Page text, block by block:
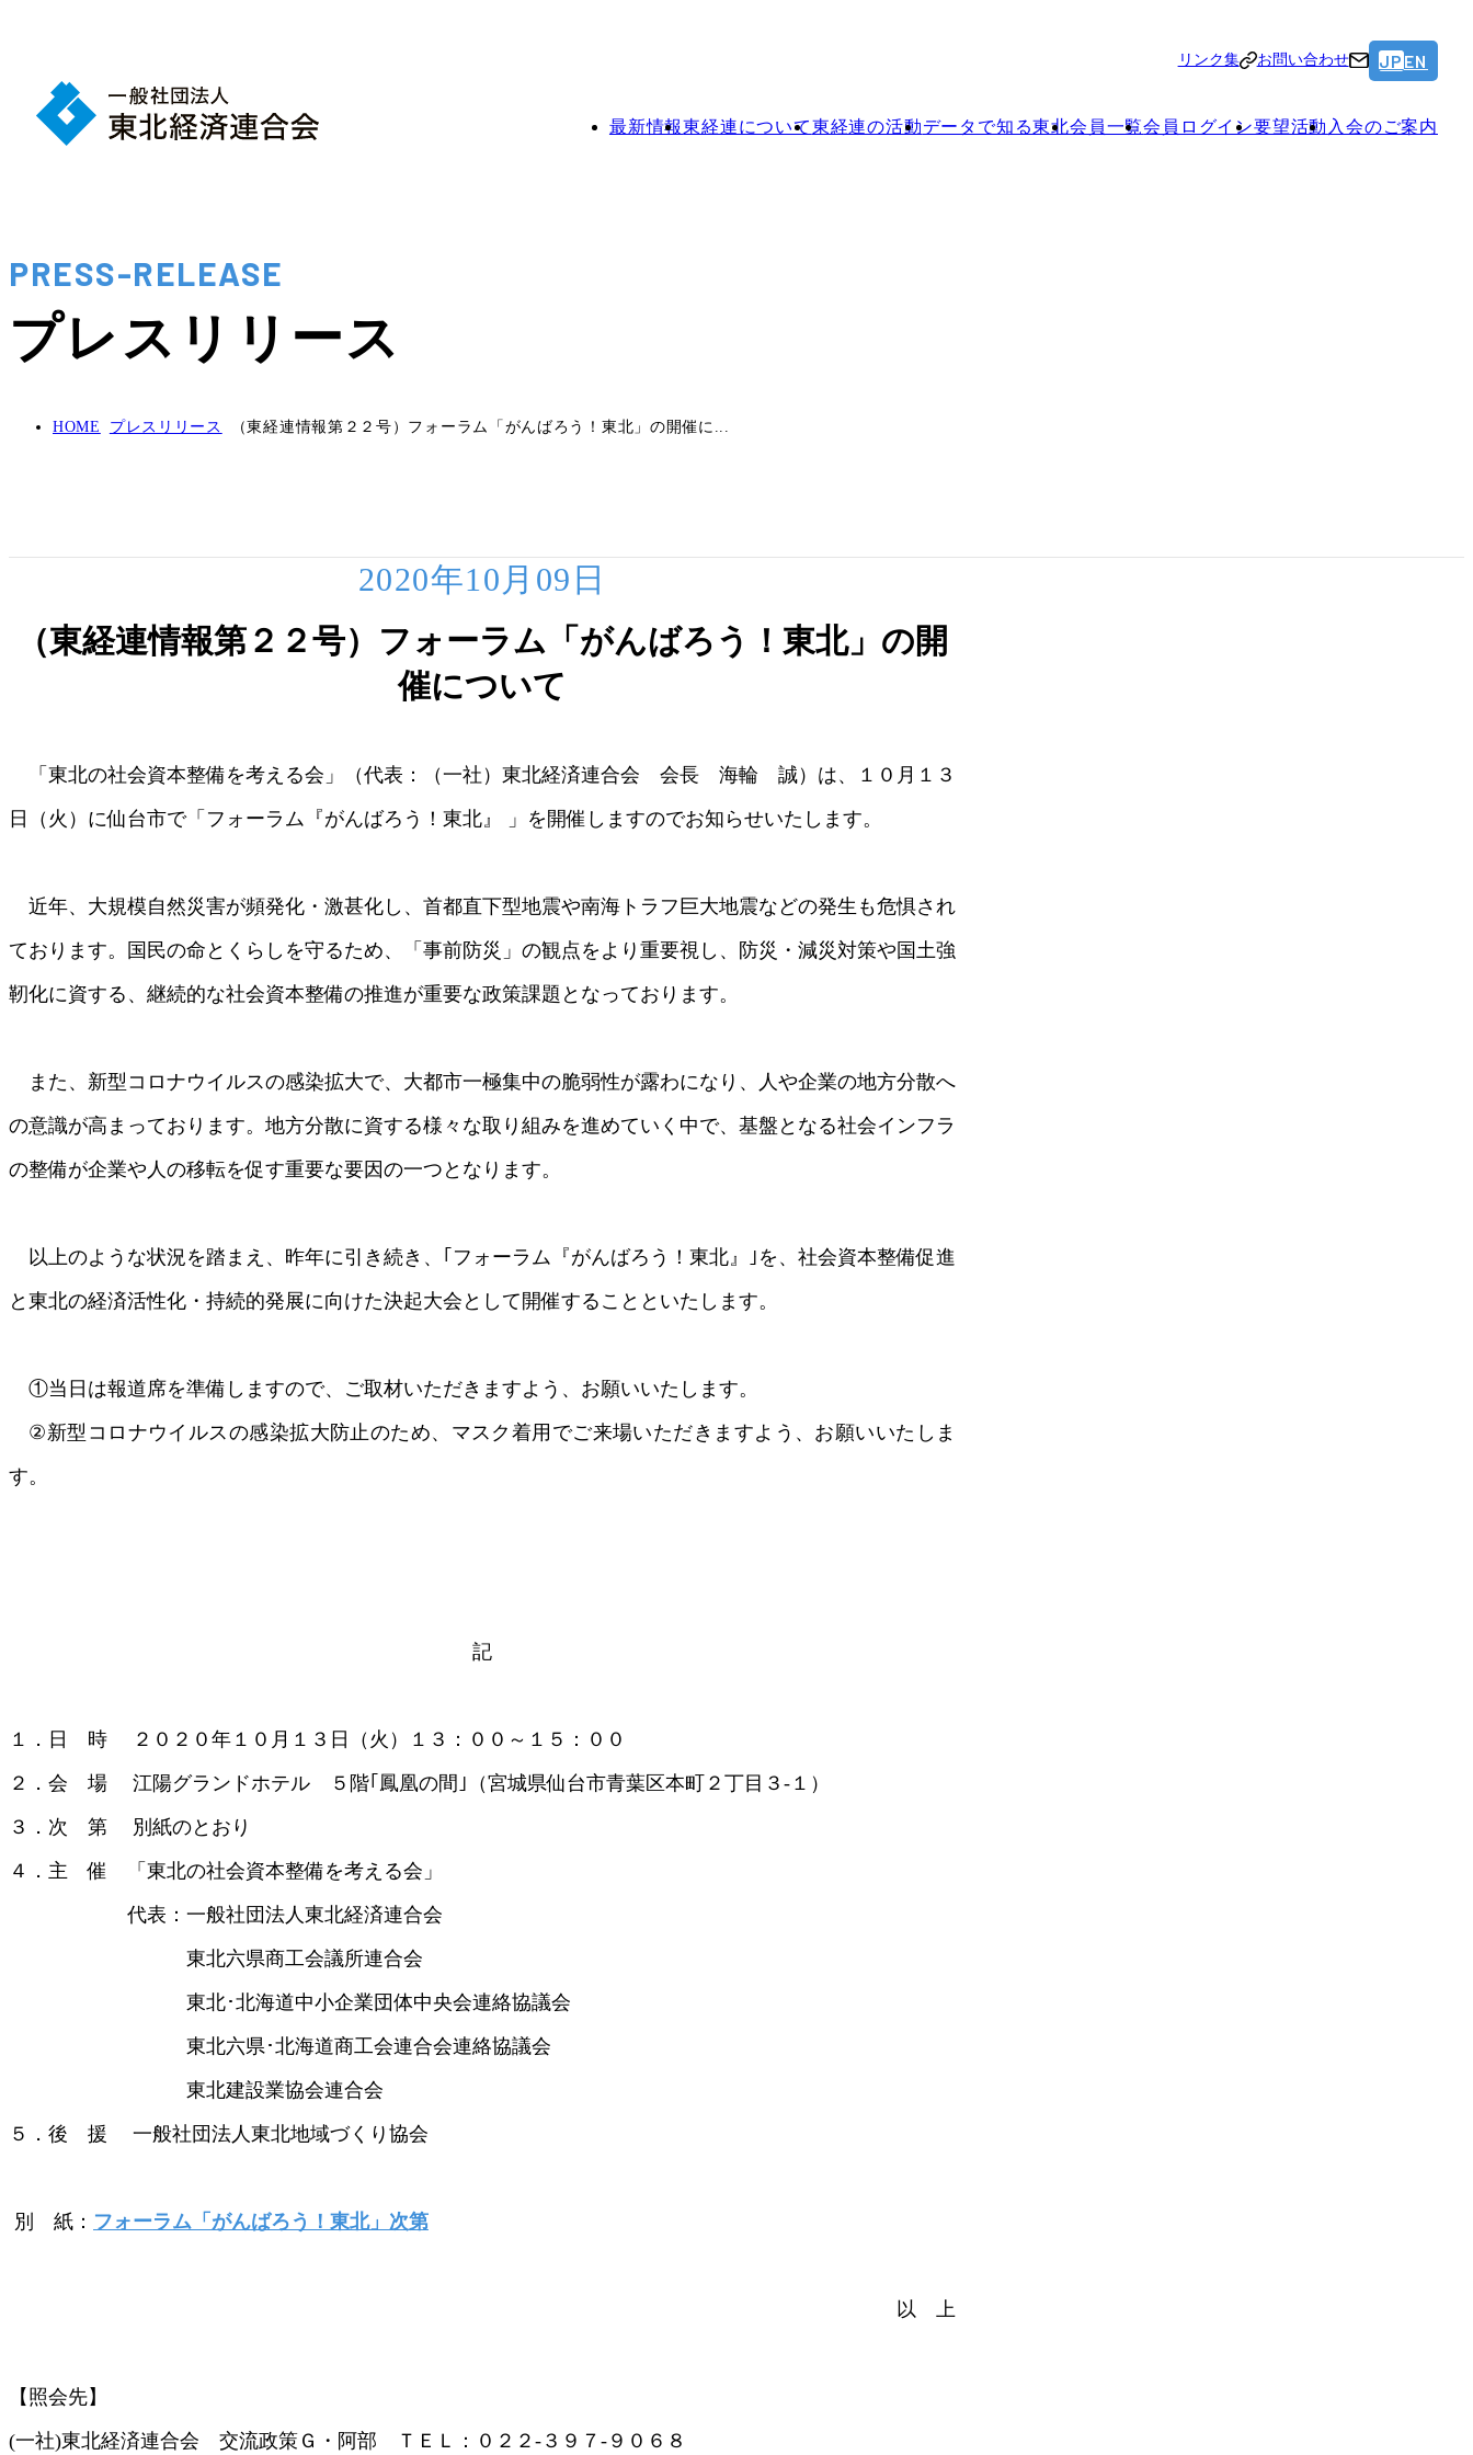
リンク集 お問い合わせ JP EN
最新情報東経連について東経連の活動データで知る東北会員一覧会員ログイン要望活動 入会のご案内
PRESS-RELEASE
プレスリリース
HOME プレスリリース （東経連情報第２２号）フォーラム「がんばろう！東北」の開催に...
2020年10月09日
（東経連情報第２２号）フォーラム「がんばろう！東北」の開
催について
「東北の社会資本整備を考える会」（代表：（一社）東北経済連合会 会長 海輪 誠）は、１０月１３
日（火）に仙台市で「フォーラム『がんばろう！東北』 」を開催しますのでお知らせいたします。
近年、大規模自然災害が頻発化・激甚化し、首都直下型地震や南海トラフ巨大地震などの発生も危惧され
ております。国民の命とくらしを守るため、「事前防災」の観点をより重要視し、防災・減災対策や国土強
靭化に資する、継続的な社会資本整備の推進が重要な政策課題となっております。
また、新型コロナウイルスの感染拡大で、大都市一極集中の脆弱性が露わになり、人や企業の地方分散へ
の意識が高まっております。地方分散に資する様々な取り組みを進めていく中で、基盤となる社会インフラ
の整備が企業や人の移転を促す重要な要因の一つとなります。
以上のような状況を踏まえ、昨年に引き続き、｢フォーラム『がんばろう！東北』｣を、社会資本整備促進
と東北の経済活性化・持続的発展に向けた決起大会として開催することといたします。
①当日は報道席を準備しますので、ご取材いただきますよう、お願いいたします。
②新型コロナウイルスの感染拡大防止のため、マスク着用でご来場いただきますよう、お願いいたしま
す。
記
１．日 時 ２０２０年１０月１３日（火）１３：００～１５：００
２．会 場 江陽グランドホテル ５階｢鳳凰の間｣（宮城県仙台市青葉区本町２丁目３‐１）
３．次 第 別紙のとおり
４．主 催 「東北の社会資本整備を考える会」
代表：一般社団法人東北経済連合会
東北六県商工会議所連合会
東北･北海道中小企業団体中央会連絡協議会
東北六県･北海道商工会連合会連絡協議会
東北建設業協会連合会
５．後 援 一般社団法人東北地域づくり協会
別 紙： フォーラム「がんばろう！東北」次第
以 上
【照会先】
(一社)東北経済連合会 交流政策Ｇ・阿部 ＴＥＬ：０２２‐３９７‐９０６８